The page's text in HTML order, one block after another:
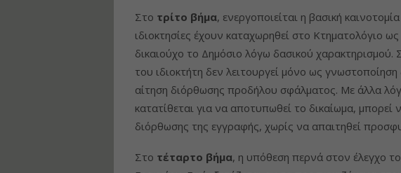
Στο τρίτο βήμα, ενεργοποιείται η βασική
ιδιοκτησίες έχουν καταχωρηθεί στο Κτηματολόγιο
δικαιούχο το Δημόσιο λόγω δασικού χαρακτηρισμού.
του ιδιοκτήτη δεν λειτουργεί μόνο ως
αίτηση διόρθωσης προδήλου σφάλματος. Με άλλα
κατατίθεται για να αποτυπωθεί το δικαίωμα, μπορεί
διόρθωσης της εγγραφής, χωρίς να απαιτηθεί
Στο τέταρτο βήμα, η υπόθεση περνά στον έλεγχο